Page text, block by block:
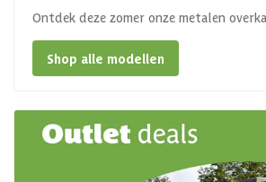
Ontdek deze zomer onze metalen
Shop alle modellen